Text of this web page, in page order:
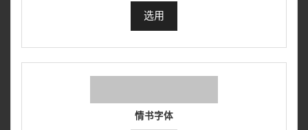
选用
情书字体